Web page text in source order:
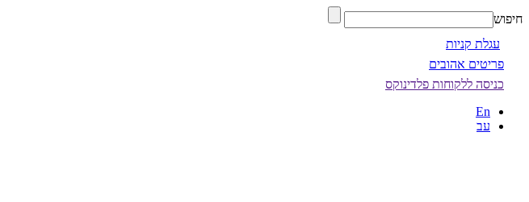
חיפוש
עגלת קניות
פריטים אהובים
כניסה ללקוחות פלדינוקס
En
עב